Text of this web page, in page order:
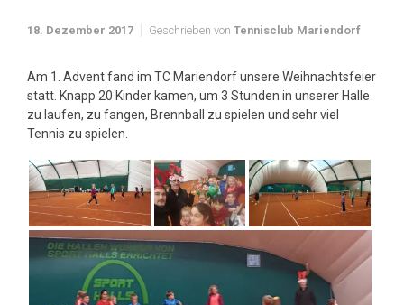
18. Dezember 2017 Geschrieben von Tennisclub Mariendorf
Am 1. Advent fand im TC Mariendorf unsere Weihnachtsfeier
statt. Knapp 20 Kinder kamen, um 3 Stunden in unserer Halle
zu laufen, zu fangen, Brennball zu spielen und sehr viel
Tennis zu spielen.